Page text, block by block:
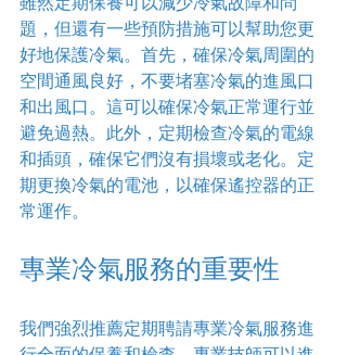
題，但還有一些預防措施可以幫助您更
好地保護冷氣。首先，確保冷氣周圍的
空間通風良好，不要堵塞冷氣的進風口
和出風口。這可以確保冷氣正常運行並
避免過熱。此外，定期檢查冷氣的電線
和插頭，確保它們沒有損壞或老化。定
期更換冷氣的電池，以確保遙控器的正
常運作。
專業冷氣服務的重要性
我們強烈推薦定期聘請專業冷氣服務進